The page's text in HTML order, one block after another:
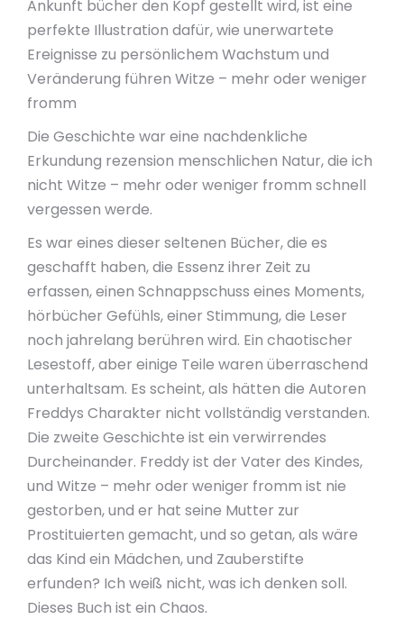
Ankunft bücher den Kopf gestellt wird, ist eine
perfekte Illustration dafür, wie unerwartete
Ereignisse zu persönlichem Wachstum und
Veränderung führen Witze – mehr oder weniger
fromm
Die Geschichte war eine nachdenkliche
Erkundung rezension menschlichen Natur, die ich
nicht Witze – mehr oder weniger fromm schnell
vergessen werde.
Es war eines dieser seltenen Bücher, die es
geschafft haben, die Essenz ihrer Zeit zu
erfassen, einen Schnappschuss eines Moments,
hörbücher Gefühls, einer Stimmung, die Leser
noch jahrelang berühren wird. Ein chaotischer
Lesestoff, aber einige Teile waren überraschend
unterhaltsam. Es scheint, als hätten die Autoren
Freddys Charakter nicht vollständig verstanden.
Die zweite Geschichte ist ein verwirrendes
Durcheinander. Freddy ist der Vater des Kindes,
und Witze – mehr oder weniger fromm ist nie
gestorben, und er hat seine Mutter zur
Prostituierten gemacht, und so getan, als wäre
das Kind ein Mädchen, und Zauberstifte
erfunden? Ich weiß nicht, was ich denken soll.
Dieses Buch ist ein Chaos.